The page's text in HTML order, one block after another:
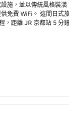
施，並以傳統風格裝潢
免費 WiFi。 這間日式
，距離 JR 京都站 5 分